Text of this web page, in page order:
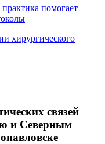
помогает
хирургического
связей
и Северным